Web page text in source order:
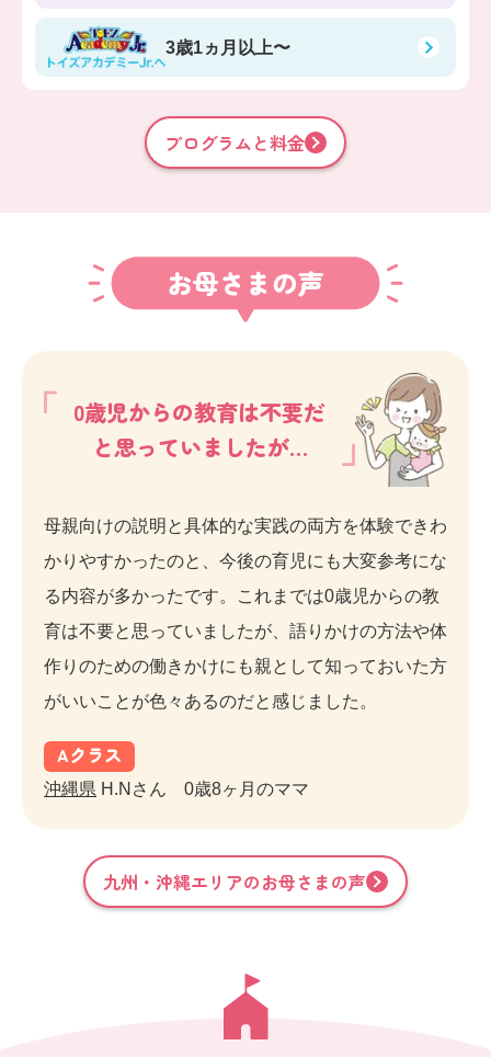
3歳1ヵ月以上〜
プログラムと料金
お母さまの声
0歳児からの教育は不要だ
と思っていましたが…
母親向けの説明と具体的な実践の両方を体験できわ
かりやすかったのと、今後の育児にも大変参考にな
る内容が多かったです。これまでは0歳児からの教
育は不要と思っていましたが、語りかけの方法や体
作りのための働きかけにも親として知っておいた方
がいいことが色々あるのだと感じました。
Aクラス
沖縄県 H.Nさん 0歳8ヶ月のママ
九州・沖縄エリアのお母さまの声